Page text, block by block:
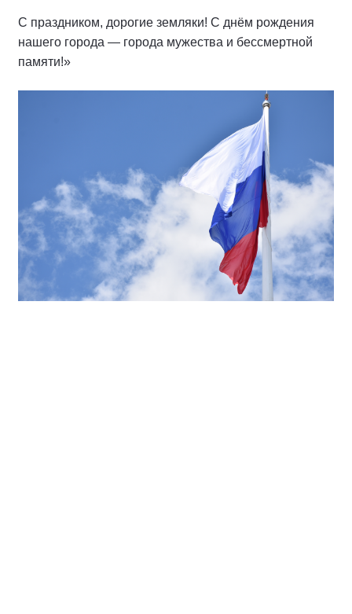
С праздником, дорогие земляки! С днём рождения
нашего города — города мужества и бессмертной
памяти!»